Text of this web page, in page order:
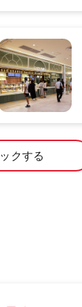
クする